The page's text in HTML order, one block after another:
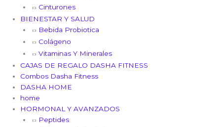
Cinturones
BIENESTAR Y SALUD
Bebida Probiotica
Colágeno
Vitaminas Y Minerales
CAJAS DE REGALO DASHA FITNESS
Combos Dasha Fitness
DASHA HOME
home
HORMONAL Y AVANZADOS
Peptides